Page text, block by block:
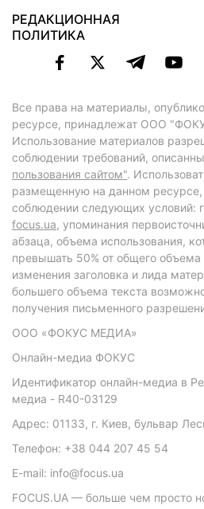
РЕДАКЦИОННАЯ
ПОЛИТИКА
Все права на материалы,
ресурсе, принадлежат ООО
Использование материалов
соблюдении требований,
пользования сайтом".
размещенную на данном
соблюдении следующих условий:
focus.ua, упоминания
абзаца, объема использования,
превышать 50% от общего объема
изменения заголовка и лида
большего объема текста
получения письменного
ООО «ФОКУС МЕДИА»
Онлайн-медиа ФОКУС
Идентификатор онлайн-медиа в
медиа - R40-03129
Адрес: 01133, г. Киев, бульвар
Телефон: +38 044 207 45 54
E-mail: info@focus.ua
FOCUS.UA — больше чем просто